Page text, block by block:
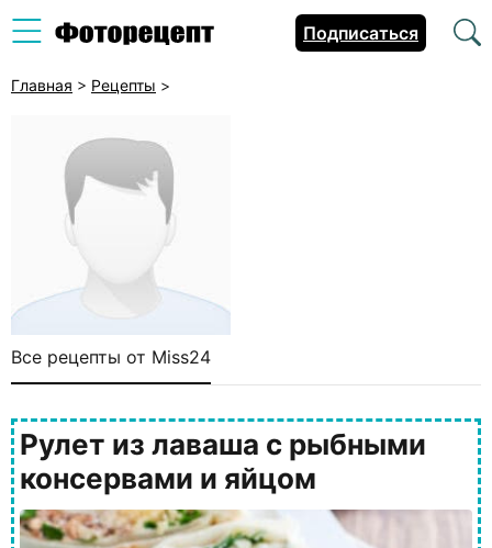
Подписаться
Главная > Рецепты >
Все рецепты от Miss24
Рулет из лаваша с рыбными
консервами и яйцом